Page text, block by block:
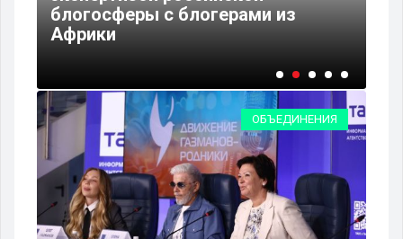
блогосферы с блогерами из
Африки
ОБЪЕДИНЕНИЯ